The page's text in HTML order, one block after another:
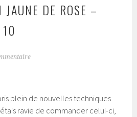
DE ROSE –
plein de nouvelles techniques
ravie de commander celui-ci,